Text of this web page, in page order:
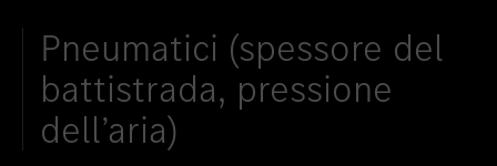
Pneumatici (spessore del
battistrada, pressione
dell’aria)